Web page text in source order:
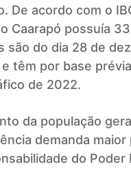
De acordo com o
Caarapó possuía
são do dia 28 de
têm por base
de 2022.
da população
demanda
do Poder